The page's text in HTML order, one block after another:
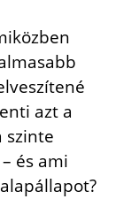
azt a
szinte
és ami